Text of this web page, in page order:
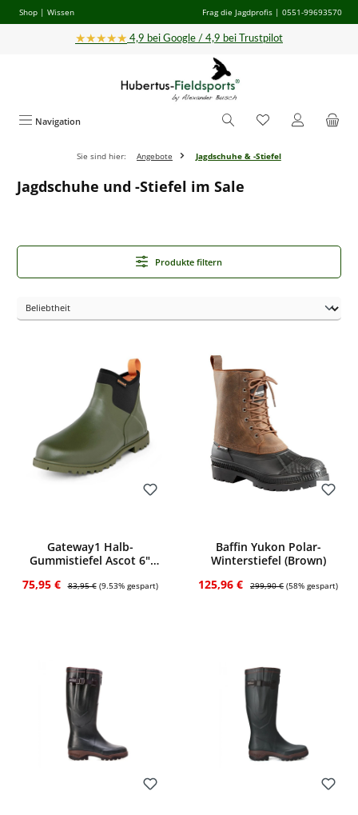
Zum Hauptinhalt springen
Shop | Wissen Frag die Jagdprofis | 0551-99693570
★★★★★ 4,9 bei Google / 4,9 bei Trustpilot
Navigation
Sie sind hier: Angebote Jagdschuhe & -Stiefel
Jagdschuhe und -Stiefel im Sale
Produkte filtern
Gateway1 Halb-
Gummistiefel Ascot 6"
Verkaufspreis:
75,95 € Regulärer Preis:
83,95 € (9.53% gespart)
Baffin Yukon Polar-
Winterstiefel (Brown)
Verkaufspreis:
125,96 € Regulärer Preis:
299,90 € (58% gespart)